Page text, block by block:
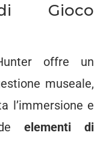
di Gioco
offre un
museale,
l’immersione e
elementi di